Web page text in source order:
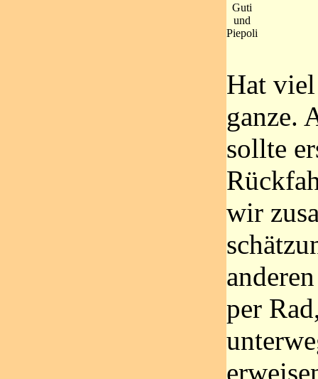
Guti
und
Piepoli
Hat viel
ganze.
sollte
wir
per